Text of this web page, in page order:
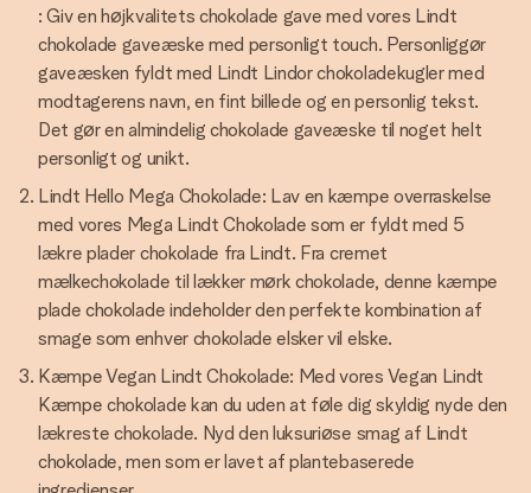
: Giv en højkvalitets chokolade gave med vores Lindt
chokolade gaveæske med personligt touch. Personliggør
gaveæsken fyldt med Lindt Lindor chokoladekugler med
modtagerens navn, en fint billede og en personlig tekst.
Det gør en almindelig chokolade gaveæske til noget helt
personligt og unikt.
Lindt Hello Mega Chokolade: Lav en kæmpe overraskelse
med vores Mega Lindt Chokolade som er fyldt med 5
lækre plader chokolade fra Lindt. Fra cremet
mælkechokolade til lækker mørk chokolade, denne kæmpe
plade chokolade indeholder den perfekte kombination af
smage som enhver chokolade elsker vil elske.
Kæmpe Vegan Lindt Chokolade: Med vores Vegan Lindt
Kæmpe chokolade kan du uden at føle dig skyldig nyde den
lækreste chokolade. Nyd den luksuriøse smag af Lindt
chokolade, men som er lavet af plantebaserede